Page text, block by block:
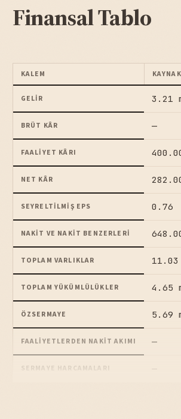
Finansal Tablo
KALEM
GELIR 3.21
BRÜT KÂR —
FAALIYET KÂRI
NET KÂR
SEYRELTILMIŞ EPS 0.76
NAKIT VE NAKIT BENZERLERI
TOPLAM VARLIKLAR
TOPLAM YÜKÜMLÜLÜKLER 4.65
ÖZSERMAYE 5.69
FAALIYETLERDEN NAKIT AKIMI —
SERMAYE HARCAMALARI —